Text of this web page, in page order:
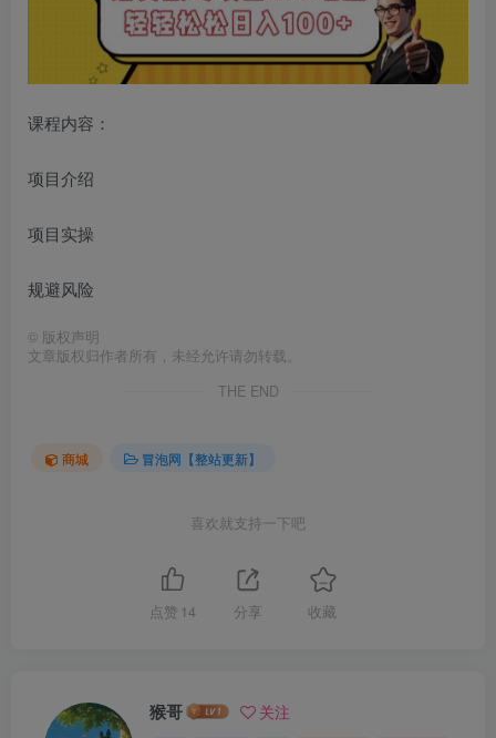
课程内容：
项目介绍
项目实操
规避风险
© 版权声明
文章版权归作者所有，未经允许请勿转载。
THE END
商城 冒泡网【整站更新】
喜欢就支持一下吧
点赞 14 分享 收藏
猴哥 关注